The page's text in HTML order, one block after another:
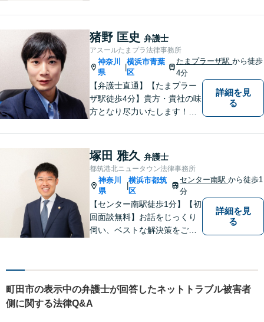
域に根ざした弁護士】法律ト
ラブルでお悩みの方は、お気
軽にご相談ください。
猪野 匡史 弁護士
アスールたまプラ法律事務所
神奈川
県
|
横浜市青葉
区
たまプラーザ駅から徒歩
4分
【弁護士直通】【たまプラー
ザ駅徒歩4分】貴方・貴社の味
方となり尽力いたします！当
すのでまずはお気軽にご相談
ください。
詳細を見
る
塚田 雅久 弁護士
都筑港北ニュータウン法律事務所
神奈川
県
横浜市都筑
区
センター南駅から徒歩1
分
【センター南駅徒歩1分】【初
回面談無料】お話をじっくり
伺い、ベストな解決策をご一
難解な用語は極力用いずに平
ていますので、まずは一度お
気軽にご相談頂ければと思い
詳細を見
る
町田市の表示中の弁護士が回答したネットトラブル被害者
側に関する法律Q&A